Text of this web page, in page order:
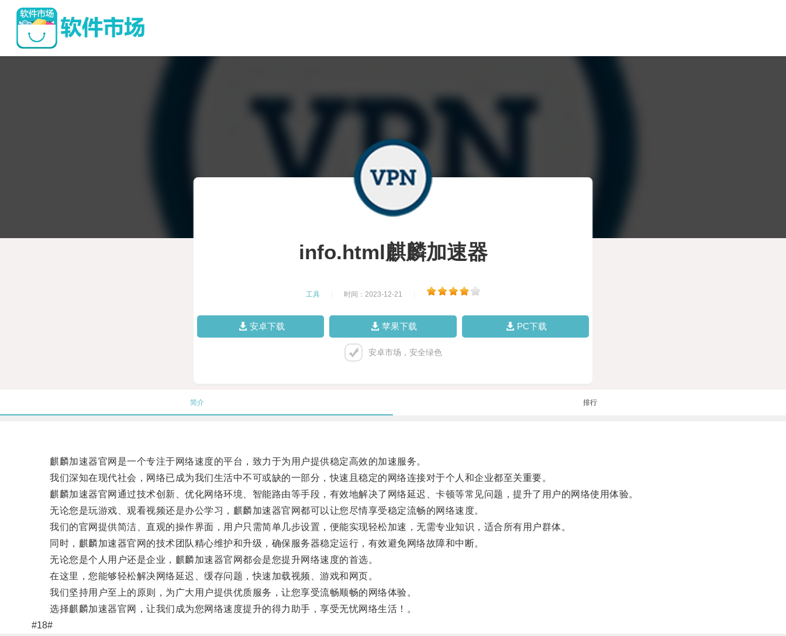
info.html麒麟加速器
工具 时间：2023-12-21
安卓下载 苹果下载 PC下载
安卓市场，安全绿色
简介 排行
麒麟加速器官网是一个专注于网络速度的平台，致力于为用户提供稳定高效的加速服务。
我们深知在现代社会，网络已成为我们生活中不可或缺的一部分，快速且稳定的网络连接对于个人和企业都至关重要。
麒麟加速器官网通过技术创新、优化网络环境、智能路由等手段，有效地解决了网络延迟、卡顿等常见问题，提升了用户的网络使用体验。
无论您是玩游戏、观看视频还是办公学习，麒麟加速器官网都可以让您尽情享受稳定流畅的网络速度。
我们的官网提供简洁、直观的操作界面，用户只需简单几步设置，便能实现轻松加速，无需专业知识，适合所有用户群体。
同时，麒麟加速器官网的技术团队精心维护和升级，确保服务器稳定运行，有效避免网络故障和中断。
无论您是个人用户还是企业，麒麟加速器官网都会是您提升网络速度的首选。
在这里，您能够轻松解决网络延迟、缓存问题，快速加载视频、游戏和网页。
我们坚持用户至上的原则，为广大用户提供优质服务，让您享受流畅顺畅的网络体验。
选择麒麟加速器官网，让我们成为您网络速度提升的得力助手，享受无忧网络生活！。
#18#